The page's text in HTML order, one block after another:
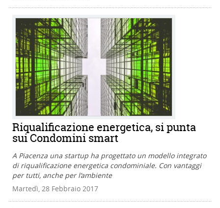
Riqualificazione energetica, si punta
sui Condomini smart
A Piacenza una startup ha progettato un modello integrato
di riqualificazione energetica condominiale. Con vantaggi
per tutti, anche per l’ambiente
Martedì, 28 Febbraio 2017